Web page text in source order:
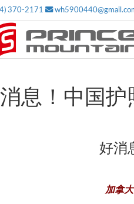
370-2171
息！中国
好消
加拿